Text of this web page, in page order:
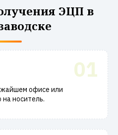
ЭЦП в
01
офисе или
носитель.